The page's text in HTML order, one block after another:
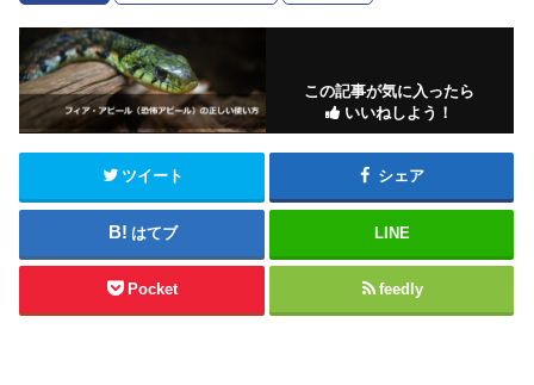
この記事が気に入ったら
いいねしよう！
ツイート シェア
はてブ LINE
Pocket feedly